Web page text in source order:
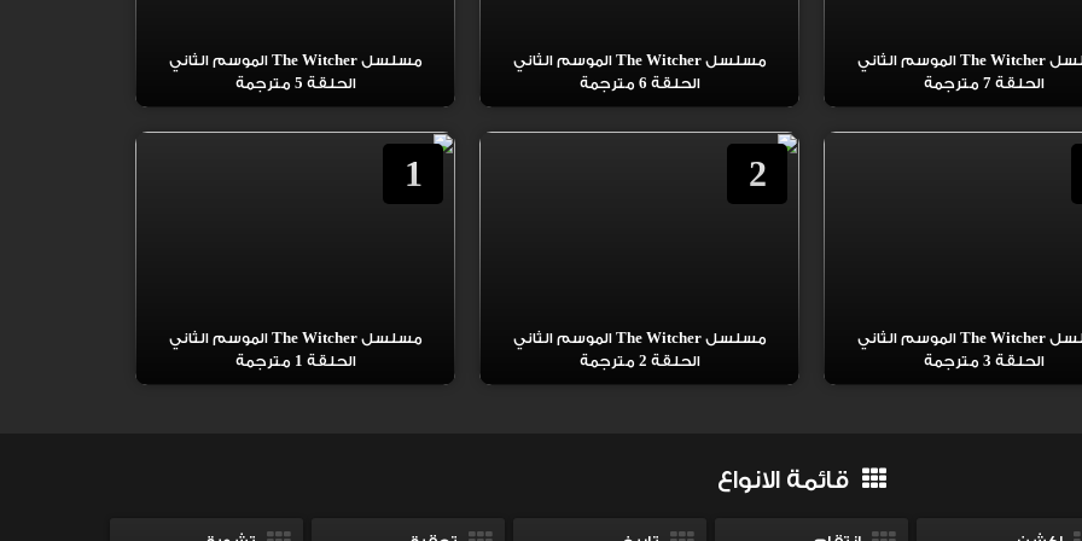
مسلسل The Witcher الموسم الثاني
الحلقة 7 مترجمة
مسلسل The Witcher الموسم الثاني
الحلقة 6 مترجمة
مسلسل The Witcher الموسم الثاني
الحلقة 5 مترجمة
مسلسل The Witcher الموسم الثاني
الحلقة 3 مترجمة
2
مسلسل The Witcher الموسم الثاني
الحلقة 2 مترجمة
1
مسلسل The Witcher الموسم الثاني
الحلقة 1 مترجمة
قائمة الانواع